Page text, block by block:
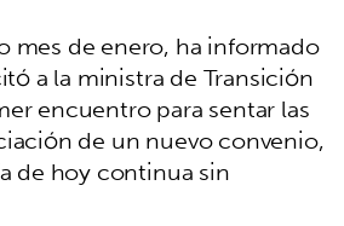
mes de enero, ha informado
a la ministra de Transición
encuentro para sentar las
de un nuevo convenio,
de hoy continua sin